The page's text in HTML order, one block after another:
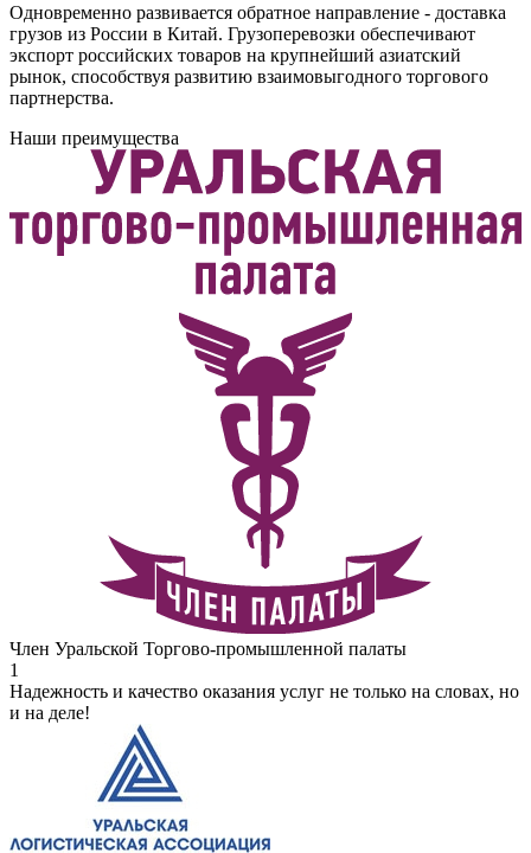
Одновременно развивается обратное направление - доставка
грузов из России в Китай. Грузоперевозки обеспечивают
экспорт российских товаров на крупнейший азиатский
рынок, способствуя развитию взаимовыгодного торгового
партнерства.
Наши преимущества
Член Уральской Торгово-промышленной палаты
1
Надежность и качество оказания услуг не только на словах, но
и на деле!